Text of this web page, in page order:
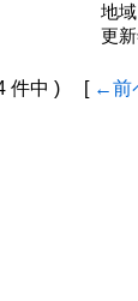
地域
更新
件中 ) [ ←前